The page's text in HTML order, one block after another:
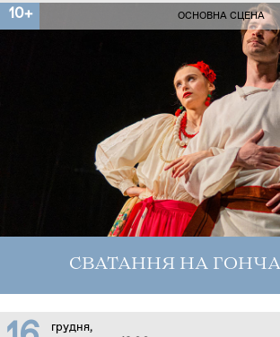
10+ ОСНОВНА СЦЕНА
СВАТАННЯ НА
грудня,